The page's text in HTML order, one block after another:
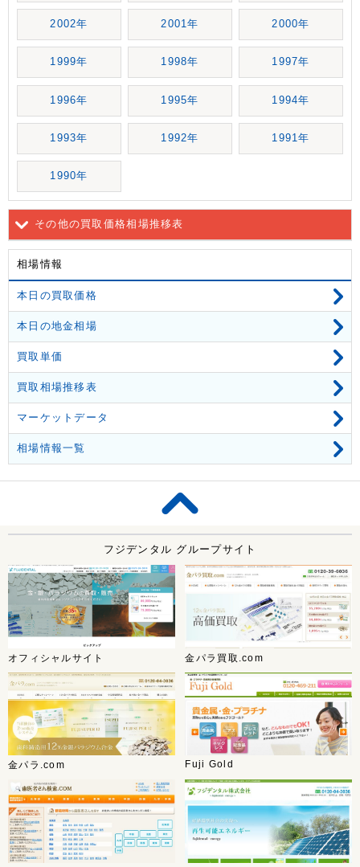
2002年 2001年 2000年
1999年 1998年 1997年
1996年 1995年 1994年
1993年 1992年 1991年
1990年
その他の買取価格相場推移表
相場情報
本日の買取価格
本日の地金相場
買取単価
買取相場推移表
マーケットデータ
相場情報一覧
フジデンタル グループサイト
オフィシャルサイト 金パラ買取.com
金パラ.com Fuji Gold